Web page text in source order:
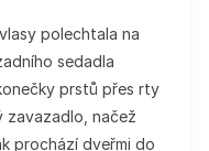
polechtala na
sedadla
prstů přes rty
zavazadlo, načež
prochází dveřmi do